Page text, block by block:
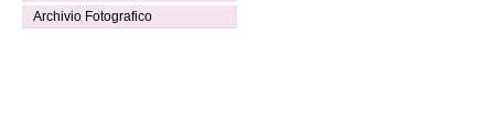
Archivio Fotografico